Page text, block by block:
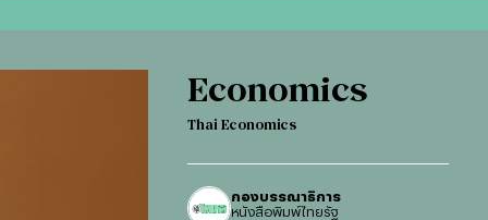
Economics
Thai Economics
กองบรรณาธิการ
หนังสือพิมพ์ไทยรัฐ